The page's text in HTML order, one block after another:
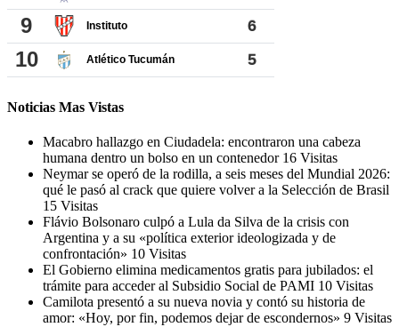
Noticias Mas Vistas
Macabro hallazgo en Ciudadela: encontraron una cabeza
humana dentro un bolso en un contenedor 16 Visitas
Neymar se operó de la rodilla, a seis meses del Mundial 2026:
qué le pasó al crack que quiere volver a la Selección de Brasil
15 Visitas
Flávio Bolsonaro culpó a Lula da Silva de la crisis con
Argentina y a su «política exterior ideologizada y de
confrontación» 10 Visitas
El Gobierno elimina medicamentos gratis para jubilados: el
trámite para acceder al Subsidio Social de PAMI 10 Visitas
Camilota presentó a su nueva novia y contó su historia de
amor: «Hoy, por fin, podemos dejar de escondernos» 9 Visitas